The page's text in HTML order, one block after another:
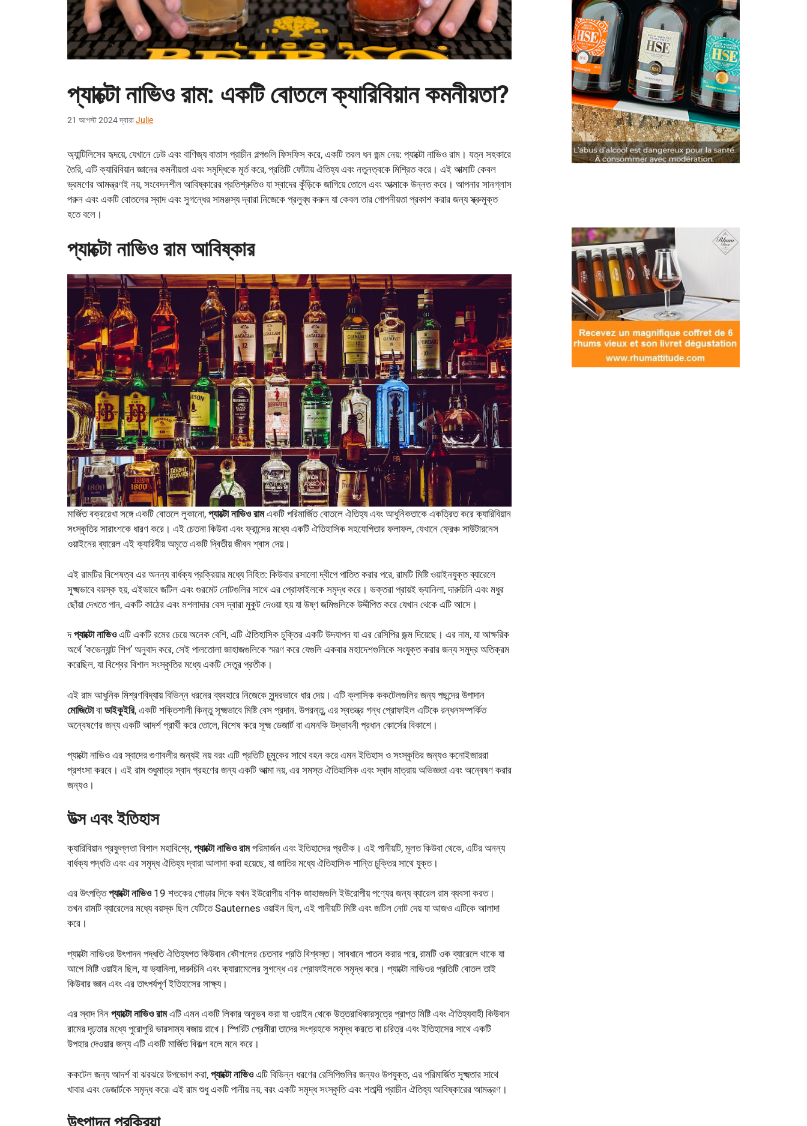
প্যাক্টো নাভিও রাম: একটি বোতলে ক্যারিবিয়ান কমনীয়তা?
21 আগস্ট 2024দ্বারাJulie
অ্যান্টিলিসের হৃদয়ে, যেখানে ঢেউ এবং বাণিজ্য বাতাস প্রাচীন গল্পগুলি ফিসফিস করে, একটি তরল ধন জন্ম নেয়: প্যাক্টো নাভিও রাম। যত্ন সহকারে
তৈরি, এটি ক্যারিবিয়ান জ্ঞানের কমনীয়তা এবং সমৃদ্ধিকে মূর্ত করে, প্রতিটি ফোঁটায় ঐতিহ্য এবং নতুনত্বকে মিশ্রিত করে। এই আত্মাটি কেবল
ভ্রমণের আমন্ত্রণই নয়, সংবেদনশীল আবিষ্কারের প্রতিশ্রুতিও যা স্বাদের কুঁড়িকে জাগিয়ে তোলে এবং আত্মাকে উন্নত করে। আপনার সানগ্লাস
পরুন এবং একটি বোতলের স্বাদ এবং সুগন্ধের সামঞ্জস্য দ্বারা নিজেকে প্রলুব্ধ করুন যা কেবল তার গোপনীয়তা প্রকাশ করার জন্য স্ক্রুমুক্ত
হতে বলে।
প্যাক্টো নাভিও রাম আবিষ্কার
মার্জিত বক্ররেখা সঙ্গে একটি বোতলে লুকানো, প্যাক্টো নাভিও রামএকটি পরিমার্জিত বোতলে ঐতিহ্য এবং আধুনিকতাকে একত্রিত করে ক্যারিবিয়ান
সংস্কৃতির সারাংশকে ধারণ করে। এই চেতনা কিউবা এবং ফ্রান্সের মধ্যে একটি ঐতিহাসিক সহযোগিতার ফলাফল, যেখানে ফ্রেঞ্চ সাউটারনেস
ওয়াইনের ব্যারেল এই ক্যারিবীয় অমৃতে একটি দ্বিতীয় জীবন শ্বাস দেয়।
এই রামটির বিশেষত্ব এর অনন্য বার্ধক্য প্রক্রিয়ার মধ্যে নিহিত: কিউবার রসালো দ্বীপে পাতিত করার পরে, রামটি মিষ্টি ওয়াইনযুক্ত ব্যারেলে
সূক্ষ্মভাবে বয়স্ক হয়, এইভাবে জটিল এবং গুরমেট নোটগুলির সাথে এর প্রোফাইলকে সমৃদ্ধ করে। ভক্তরা প্রায়ই ভ্যানিলা, দারুচিনি এবং মধুর
ছোঁয়া দেখতে পান, একটি কাঠের এবং মশলাদার বেস দ্বারা মুকুট দেওয়া হয় যা উষ্ণ জমিগুলিকে উদ্দীপিত করে যেখান থেকে এটি আসে।
দপ্যাক্টো নাভিওএটি একটি রমের চেয়ে অনেক বেশি, এটি ঐতিহাসিক চুক্তির একটি উদযাপন যা এর রেসিপির জন্ম দিয়েছে। এর নাম, যা আক্ষরিক
অর্থে ‘কভেন্যান্ট শিপ’ অনুবাদ করে, সেই পালতোলা জাহাজগুলিকে স্মরণ করে যেগুলি একবার মহাদেশগুলিকে সংযুক্ত করার জন্য সমুদ্র অতিক্রম
করেছিল, যা বিশ্বের বিশাল সংস্কৃতির মধ্যে একটি সেতুর প্রতীক।
এই রাম আধুনিক মিশ্রণবিদ্যায় বিভিন্ন ধরনের ব্যবহারে নিজেকে সুন্দরভাবে ধার দেয়। এটি ক্লাসিক ককটেলগুলির জন্য পছন্দের উপাদান
মোজিটোবাডাইকুইরি, একটি শক্তিশালী কিন্তু সূক্ষ্মভাবে মিষ্টি বেস প্রদান. উপরন্তু, এর স্বতন্ত্র গন্ধ প্রোফাইল এটিকে রন্ধনসম্পর্কিত
অন্বেষণের জন্য একটি আদর্শ প্রার্থী করে তোলে, বিশেষ করে সূক্ষ্ম ডেজার্ট বা এমনকি উদ্ভাবনী প্রধান কোর্সের বিকাশে।
প্যাক্টো নাভিও এর স্বাদের গুণাবলীর জন্যই নয় বরং এটি প্রতিটি চুমুকের সাথে বহন করে এমন ইতিহাস ও সংস্কৃতির জন্যও কনোইজাররা
প্রশংসা করবে। এই রাম শুধুমাত্র স্বাদ গ্রহণের জন্য একটি আত্মা নয়, এর সমস্ত ঐতিহাসিক এবং স্বাদ মাত্রায় অভিজ্ঞতা এবং অন্বেষণ করার
জন্যও।
উত্স এবং ইতিহাস
ক্যারিবিয়ান প্রফুল্লতা বিশাল মহাবিশ্বে, প্যাক্টো নাভিও রামপরিমার্জন এবং ইতিহাসের প্রতীক। এই পানীয়টি, মূলত কিউবা থেকে, এটির অনন্য
বার্ধক্য পদ্ধতি এবং এর সমৃদ্ধ ঐতিহ্য দ্বারা আলাদা করা হয়েছে, যা জাতির মধ্যে ঐতিহাসিক শান্তি চুক্তির সাথে যুক্ত।
এর উৎপত্তিপ্যাক্টো নাভিও19 শতকের গোড়ার দিকে যখন ইউরোপীয় বণিক জাহাজগুলি ইউরোপীয় পণ্যের জন্য ব্যারেল রাম ব্যবসা করত।
তখন রামটি ব্যারেলের মধ্যে বয়স্ক ছিল যেটিতে Sauternes ওয়াইন ছিল, এই পানীয়টি মিষ্টি এবং জটিল নোট দেয় যা আজও এটিকে আলাদা
করে।
প্যাক্টো নাভিওর উৎপাদন পদ্ধতি ঐতিহ্যগত কিউবান কৌশলের চেতনার প্রতি বিশ্বস্ত। সাবধানে পাতন করার পরে, রামটি ওক ব্যারেলে থাকে যা
আগে মিষ্টি ওয়াইন ছিল, যা ভ্যানিলা, দারুচিনি এবং ক্যারামেলের সুগন্ধে এর প্রোফাইলকে সমৃদ্ধ করে। প্যাক্টো নাভিওর প্রতিটি বোতল তাই
কিউবার জ্ঞান এবং এর তাৎপর্যপূর্ণ ইতিহাসের সাক্ষ্য।
এর স্বাদ নিন প্যাক্টো নাভিও রামএটি এমন একটি লিকার অনুভব করা যা ওয়াইন থেকে উত্তরাধিকারসূত্রে প্রাপ্ত মিষ্টি এবং ঐতিহ্যবাহী কিউবান
রামের দৃঢ়তার মধ্যে পুরোপুরি ভারসাম্য বজায় রাখে। স্পিরিট প্রেমীরা তাদের সংগ্রহকে সমৃদ্ধ করতে বা চরিত্র এবং ইতিহাসের সাথে একটি
উপহার দেওয়ার জন্য এটি একটি মার্জিত বিকল্প বলে মনে করে।
ককটেল জন্য আদর্শ বা ঝরঝরে উপভোগ করা, প্যাক্টো নাভিওএটি বিভিন্ন ধরণের রেসিপিগুলির জন্যও উপযুক্ত, এর পরিমার্জিত সূক্ষ্মতার সাথে
খাবার এবং ডেজার্টকে সমৃদ্ধ করে৷ এই রাম শুধু একটি পানীয় নয়, বরং একটি সমৃদ্ধ সংস্কৃতি এবং শতাব্দী প্রাচীন ঐতিহ্য আবিষ্কারের আমন্ত্রণ।